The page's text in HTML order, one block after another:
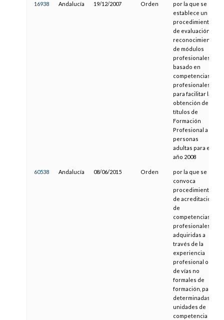
16938 Andalucía 19/12/2007 Orden
por la que se
establece un
procedimiento
de evaluación y
reconocimiento
de módulos
profesionales
basado en
competencias
profesionales,
para facilitar la
obtención de
títulos de
Formación
Profesional a
personas
adultas para el
año 2008
60538 Andalucía 08/06/2015 Orden
por la que se
convoca
procedimiento
de acreditación
de
competencias
profesionales
adquiridas a
través de la
experiencia
profesional o
de vías no
formales de
formación, para
determinadas
unidades de
competencia de